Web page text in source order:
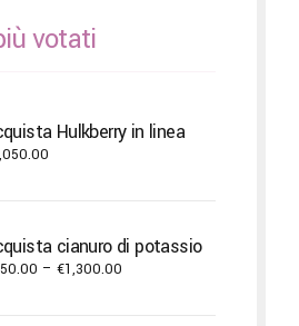
votati
Hulkberry in linea
cianuro di potassio
– €1,300.00